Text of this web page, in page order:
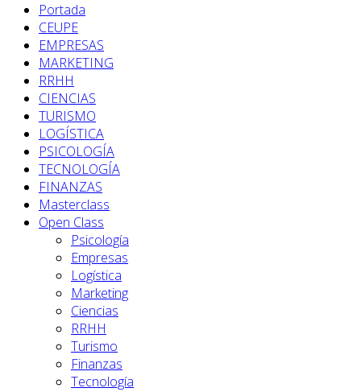
Portada
CEUPE
EMPRESAS
MARKETING
RRHH
CIENCIAS
TURISMO
LOGÍSTICA
PSICOLOGÍA
TECNOLOGÍA
FINANZAS
Masterclass
Open Class
Psicología
Empresas
Logística
Marketing
Ciencias
RRHH
Turismo
Finanzas
Tecnología